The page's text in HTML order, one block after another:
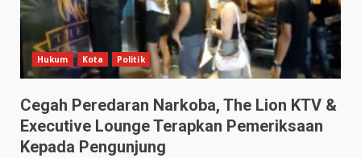
Hukum Kota Politik
Cegah Peredaran Narkoba, The Lion KTV &
Executive Lounge Terapkan Pemeriksaan
Kepada Pengunjung